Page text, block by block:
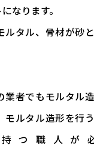
なります。
ルタル、骨材が砂
業者でもモルタル
モルタル造形を行
つ職人が